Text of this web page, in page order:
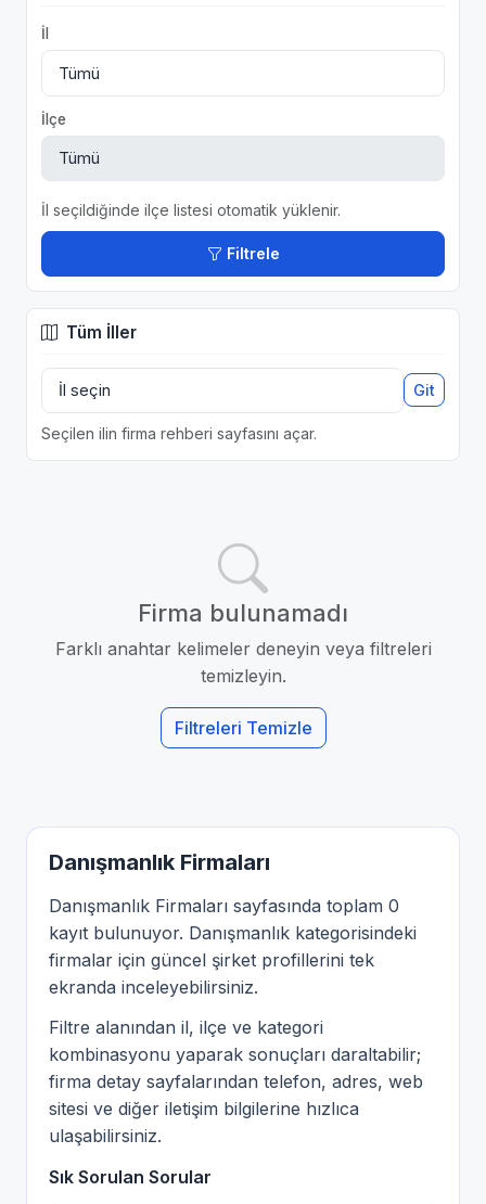
İl
İlçe
İl seçildiğinde ilçe listesi otomatik yüklenir.
Filtrele
Tüm İller
Git
Seçilen ilin firma rehberi sayfasını açar.
Firma bulunamadı
Farklı anahtar kelimeler deneyin veya filtreleri
temizleyin.
Filtreleri Temizle
Danışmanlık Firmaları
Danışmanlık Firmaları sayfasında toplam 0
kayıt bulunuyor. Danışmanlık kategorisindeki
firmalar için güncel şirket profillerini tek
ekranda inceleyebilirsiniz.
Filtre alanından il, ilçe ve kategori
kombinasyonu yaparak sonuçları daraltabilir;
firma detay sayfalarından telefon, adres, web
sitesi ve diğer iletişim bilgilerine hızlıca
ulaşabilirsiniz.
Sık Sorulan Sorular